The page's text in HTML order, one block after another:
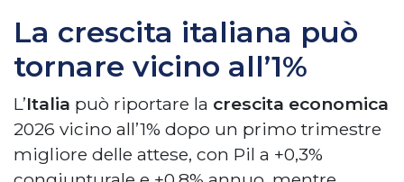
La crescita italiana può
tornare vicino all’1%
L’Italia può riportare la crescita economica
2026 vicino all’1% dopo un primo trimestre
migliore delle attese, con Pil a +0,3%